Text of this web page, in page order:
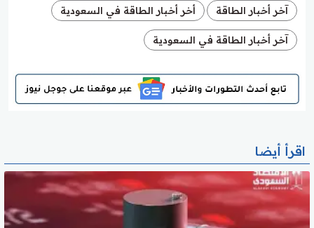
آخر أخبار الطاقة أخر أخبار الطاقة في السعودية
آخر أخبار الطاقة في السعودية
اقرأ أيضا